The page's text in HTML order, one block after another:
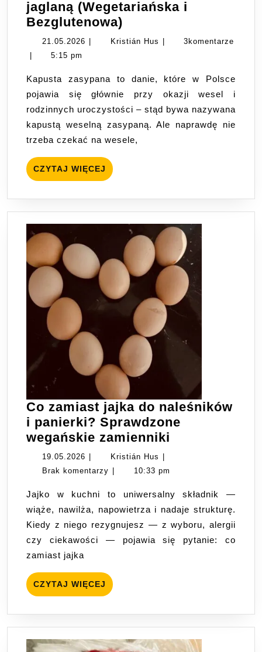
jaglaną (Wegetariańska i
Bezglutenowa)
zasypana
jaglaną
(Wegetariańska
i
Bezglutenowa)
21.05.2026 21.05.2026Kristián Hus Kristián3komentarze
5:15 pm
Kapusta zasypana to danie, które w Polsce
pojawia się głównie przy okazji wesel i
rodzinnych uroczystości – stąd bywa nazywana
kapustą weselną zasypaną. Ale naprawdę nie
trzeba czekać na wesele,
CZYTAJ WIĘCEJ CZYTAJ
WIĘCEJ
Co zamiast jajka do naleśników
i panierki? Sprawdzone
wegańskie zamienniki
naleśników
i
panierki?
Sprawdzone
19.05.2026 19.05.2026Kristián Hus Kristián
Hus
Brak komentarzy
10:33 pm
Jajko w kuchni to uniwersalny składnik —
wiąże, nawilża, napowietrza i nadaje strukturę.
Kiedy z niego rezygnujesz — z wyboru, alergii
czy ciekawości — pojawia się pytanie: co
zamiast jajka
CZYTAJ WIĘCEJ CZYTAJ
WIĘCEJ